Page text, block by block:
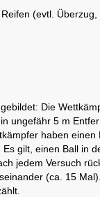
(evtl. Überzug,
Die
ungefähr 5 m
haben einen
gilt, einen Ball in
jedem Versuch
(ca. 15